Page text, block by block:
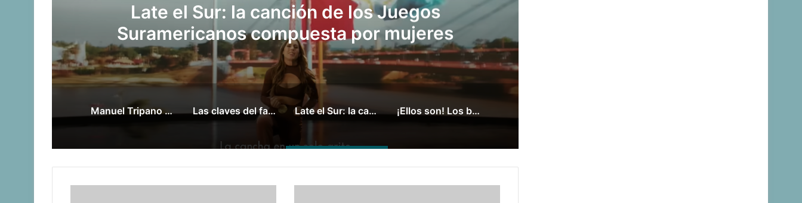
¡Ellos son! Los boxeadores argentinos que
pelearán en los Juegos Suramericanos
Manuel Tripano se consagró campeón panamericano de canotaje slalom Las claves del fallo que condenó a Federico Molinari por grooming Late el Sur: la canción de los Juegos Suramericanos compuesta por mujeres ¡Ellos son! Los boxeadores argentinos que pelearán en los Juegos Suramericanos